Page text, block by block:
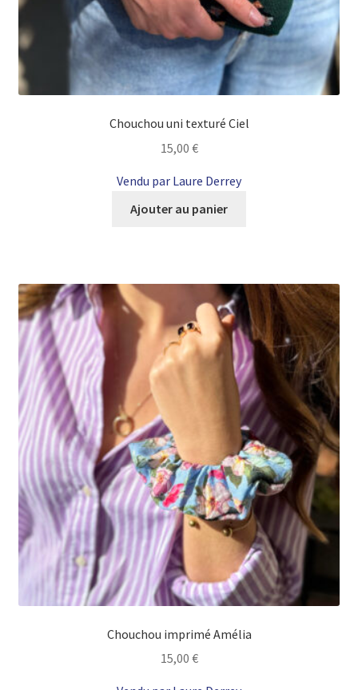
Chouchou uni texturé Ciel
15,00 €
Vendu par Laure Derrey
Ajouter au panier
Chouchou imprimé Amélia
15,00 €